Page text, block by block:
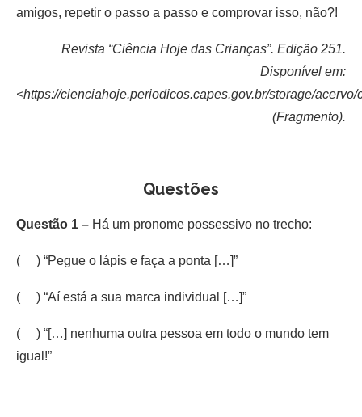
amigos, repetir o passo a passo e comprovar isso, não?!
Revista “Ciência Hoje das Crianças”. Edição 251.
Disponível em:
<https://cienciahoje.periodicos.capes.gov.br/storage/acervo/
(Fragmento).
Questões
Questão 1 – Há um pronome possessivo no trecho:
( ) “Pegue o lápis e faça a ponta […]”
( ) “Aí está a sua marca individual […]”
( ) “[…] nenhuma outra pessoa em todo o mundo tem
igual!”